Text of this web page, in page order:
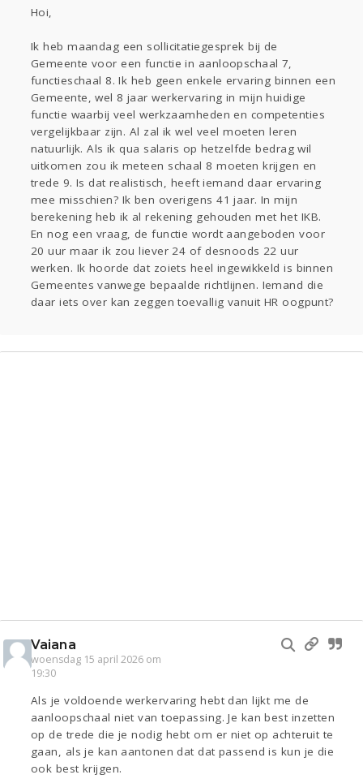
Sport
Lezen
Hoi,
Ik heb maandag een sollicitatiegesprek bij de
Gemeente voor een functie in aanloopschaal 7,
functieschaal 8. Ik heb geen enkele ervaring binnen een
Gemeente, wel 8 jaar werkervaring in mijn huidige
functie waarbij veel werkzaamheden en competenties
vergelijkbaar zijn. Al zal ik wel veel moeten leren
natuurlijk. Als ik qua salaris op hetzelfde bedrag wil
uitkomen zou ik meteen schaal 8 moeten krijgen en
trede 9. Is dat realistisch, heeft iemand daar ervaring
mee misschien? Ik ben overigens 41 jaar. In mijn
berekening heb ik al rekening gehouden met het IKB.
En nog een vraag, de functie wordt aangeboden voor
20 uur maar ik zou liever 24 of desnoods 22 uur
werken. Ik hoorde dat zoiets heel ingewikkeld is binnen
Gemeentes vanwege bepaalde richtlijnen. Iemand die
daar iets over kan zeggen toevallig vanuit HR oogpunt?
Vaiana
woensdag 15 april 2026 om
19:30
Als je voldoende werkervaring hebt dan lijkt me de
aanloopschaal niet van toepassing. Je kan best inzetten
op de trede die je nodig hebt om er niet op achteruit te
gaan, als je kan aantonen dat dat passend is kun je die
ook best krijgen.